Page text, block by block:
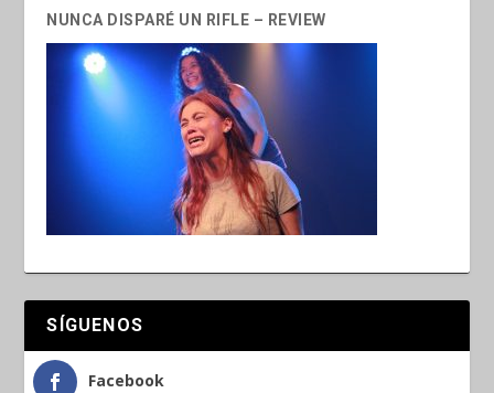
NUNCA DISPARÉ UN RIFLE – REVIEW
SÍGUENOS
Facebook